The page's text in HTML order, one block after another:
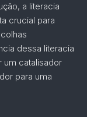
a literacia
crucial para
dessa literacia
um catalisador
para uma